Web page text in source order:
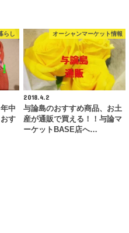
らし
中
す
オーシャンマーケット情報
2018.4.2
与論島のおすすめ商品、お土
産が通販で買える！！与論マ
ーケットBASE店へ…